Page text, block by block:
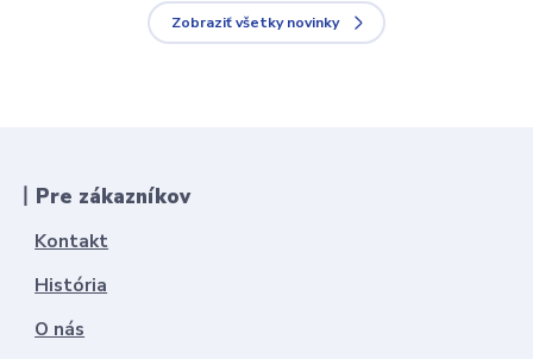
Zobraziť všetky novinky
丨Pre zákazníkov
Kontakt
História
O nás